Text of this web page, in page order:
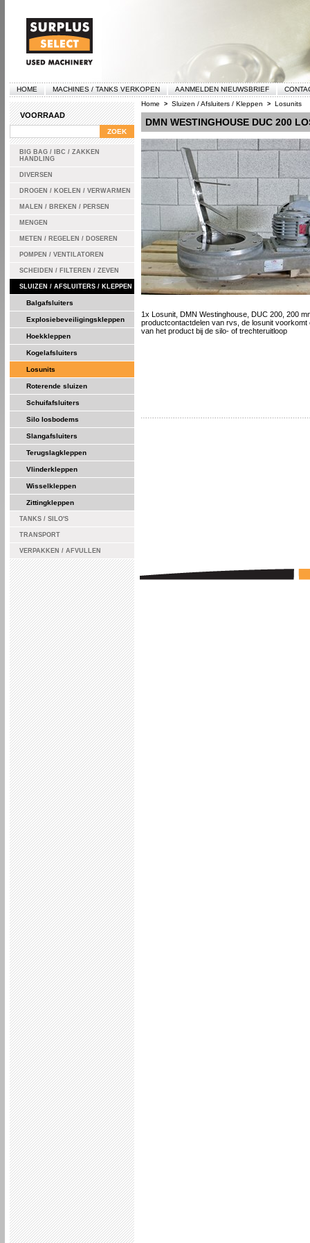
HOME MACHINES / TANKS VERKOPEN AANMELDEN NIEUWSBRIEF
VOORRAAD
BIG BAG / IBC / ZAKKEN
HANDLING
DIVERSEN
DROGEN / KOELEN / VERWARMEN
MALEN / BREKEN / PERSEN
MENGEN
METEN / REGELEN / DOSEREN
POMPEN / VENTILATOREN
SCHEIDEN / FILTEREN / ZEVEN
SLUIZEN / AFSLUITERS / KLEPPEN
Balgafsluiters
Explosiebeveiligingskleppen
Hoekkleppen
Kogelafsluiters
Losunits
Roterende sluizen
Schuifafsluiters
Silo losbodems
Slangafsluiters
Terugslagkleppen
Vlinderkleppen
Wisselkleppen
Zittingkleppen
TANKS / SILO'S
TRANSPORT
VERPAKKEN / AFVULLEN
Home > Sluizen / Afsluiters / Kleppen > Losunits
DMN WESTINGHOUSE DUC 200
1x Losunit, DMN Westinghouse, DUC 200, 200
productcontactdelen van rvs, de losunit voorkomt
van het product bij de silo- of trechteruitloop